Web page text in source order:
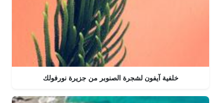
خلفية آيفون لشجرة الصنوبر من جزيرة نورفولك